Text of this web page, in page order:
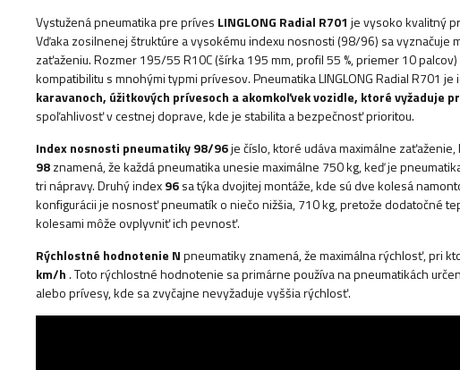
Vystužená pneumatika pre príves LINGLONG Radial R701 je vysoko kvalitný
Vďaka zosilnenej štruktúre a vysokému indexu nosnosti (98/96) sa
zaťaženiu. Rozmer 195/55 R10C (šírka 195 mm, profil 55 %, priemer 10
kompatibilitu s mnohými typmi prívesov. Pneumatika LINGLONG Radial R701 je
karavanoch, úžitkových prívesoch a akomkoľvek vozidle, ktoré vyžaduje
spoľahlivosť v cestnej doprave, kde je stabilita a bezpečnosť prioritou.
Index nosnosti pneumatiky 98/96je číslo, ktoré udáva maximálne
98znamená, že každá pneumatika unesie maximálne 750 kg, keď je
tri nápravy. Druhý index96sa týka dvojitej montáže, kde sú dve kolesá
konfigurácii je nosnosť pneumatík o niečo nižšia, 710 kg, pretože dodatočné
kolesami môže ovplyvniť ich pevnosť.
Rýchlostné hodnotenie Npneumatiky znamená, že maximálna rýchlosť, pri
km/h. Toto rýchlostné hodnotenie sa primárne používa na pneumatikách
alebo prívesy, kde sa zvyčajne nevyžaduje vyššia rýchlosť.